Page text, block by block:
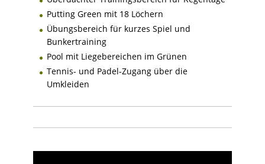
Putting Green mit 18 Löchern
Übungsbereich für kurzes Spiel und
Bunkertraining
Pool mit Liegebereichen im Grünen
Tennis- und Padel-Zugang über die
Umkleiden